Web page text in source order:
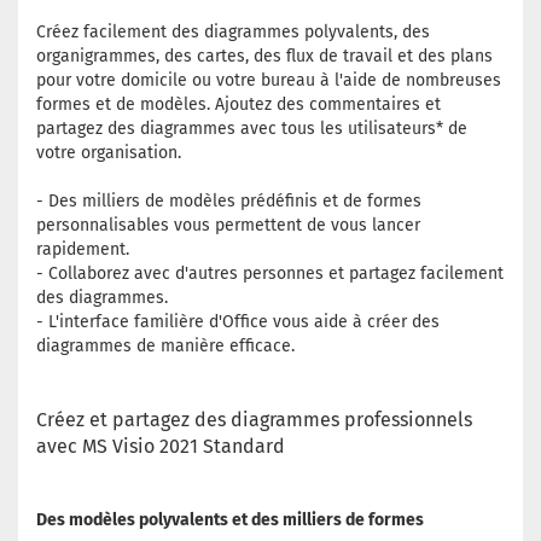
Créez facilement des diagrammes polyvalents, des
organigrammes, des cartes, des flux de travail et des plans
pour votre domicile ou votre bureau à l'aide de nombreuses
formes et de modèles. Ajoutez des commentaires et
partagez des diagrammes avec tous les utilisateurs* de
votre organisation.
- Des milliers de modèles prédéfinis et de formes
personnalisables vous permettent de vous lancer
rapidement.
- Collaborez avec d'autres personnes et partagez facilement
des diagrammes.
- L'interface familière d'Office vous aide à créer des
diagrammes de manière efficace.
Créez et partagez des diagrammes professionnels
avec MS Visio 2021 Standard
Des modèles polyvalents et des milliers de formes